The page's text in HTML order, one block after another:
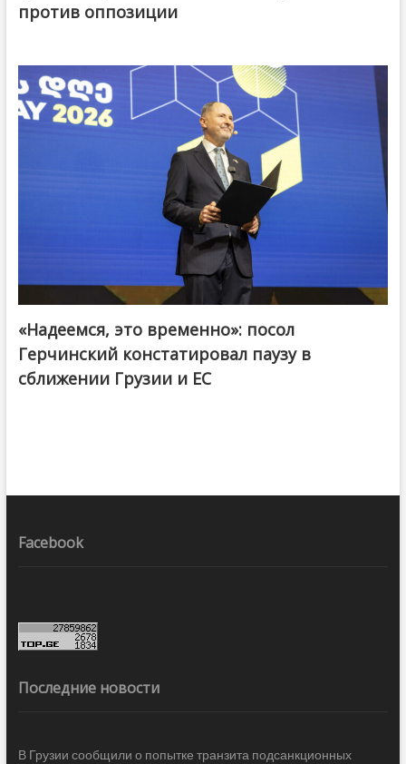
против оппозиции
«Надеемся, это временно»: посол
Герчинский констатировал паузу в
сближении Грузии и ЕС
Facebook
Последние новости
В Грузии сообщили о попытке транзита подсанкционных